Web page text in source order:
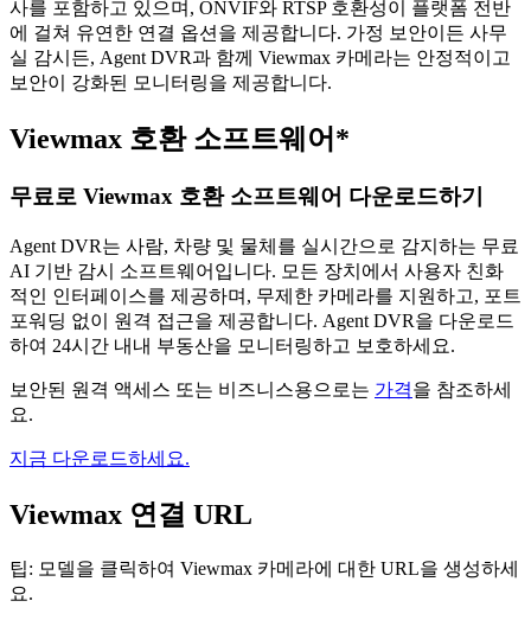
사를 포함하고 있으며, ONVIF와 RTSP 호환성이 플랫폼 전반
에 걸쳐 유연한 연결 옵션을 제공합니다. 가정 보안이든 사무
실 감시든, Agent DVR과 함께 Viewmax 카메라는 안정적이고
보안이 강화된 모니터링을 제공합니다.
Viewmax 호환 소프트웨어*
무료로 Viewmax 호환 소프트웨어 다운로드하기
Agent DVR는 사람, 차량 및 물체를 실시간으로 감지하는 무료
AI 기반 감시 소프트웨어입니다. 모든 장치에서 사용자 친화
적인 인터페이스를 제공하며, 무제한 카메라를 지원하고, 포트
포워딩 없이 원격 접근을 제공합니다. Agent DVR을 다운로드
하여 24시간 내내 부동산을 모니터링하고 보호하세요.
보안된 원격 액세스 또는 비즈니스용으로는 가격을 참조하세
요.
지금 다운로드하세요.
Viewmax 연결 URL
팁: 모델을 클릭하여 Viewmax 카메라에 대한 URL을 생성하세
요.